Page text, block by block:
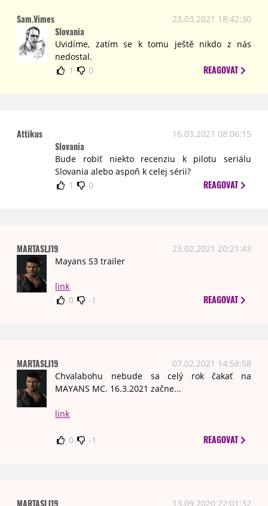
Sam.Vimes 23.03.2021 18:42:30
Slovania
Uvidíme, zatím se k tomu ještě nikdo z nás
nedostal.
1
0 REAGOVAT
Attikus 16.03.2021 08:06:15
Slovania
Bude robiť niekto recenziu k pilotu seriálu
Slovania alebo aspoň k celej sérii?
1
0 REAGOVAT
MARTASLJ19
23.02.2021 20:21:43
Mayans S3 trailer
link
0
-1 REAGOVAT
MARTASLJ19
07.02.2021 14:58:58
Chvalabohu nebude sa celý rok čakať na
MAYANS MC. 16.3.2021 začne...
link
0 -1 REAGOVAT
MARTASLJ19 13.09.2020 22:01:32